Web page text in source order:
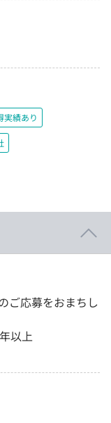
実績あり
ご応募をおまちし
以上